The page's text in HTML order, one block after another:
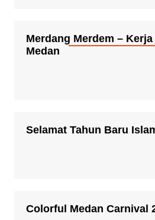
Merdang Merdem –
Medan
Selamat Tahun Baru
Colorful Medan Carnival